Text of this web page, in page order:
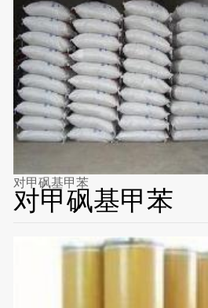
对甲砜基甲苯
对甲砜基甲苯